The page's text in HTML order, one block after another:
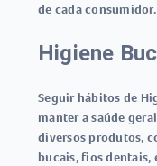
de cada consumidor.
Higiene
Seguir hábitos de
manter a saúde
diversos produtos,
bucais, fios dentais,